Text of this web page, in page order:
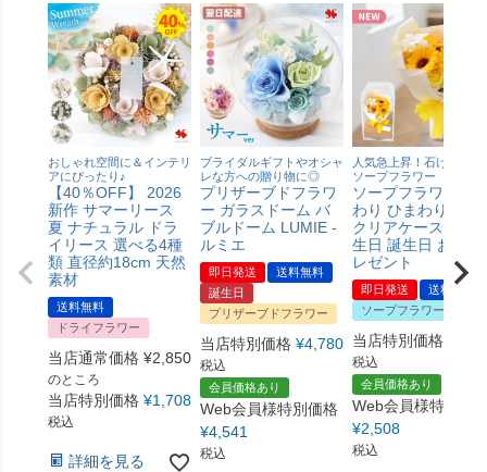
おしゃれ空間に＆インテリ
アにぴったり♪
【40％OFF】 2026
新作 サマーリース
夏 ナチュラル ドラ
イリース 選べる4種
類 直径約18cm 天然
素材
送料無料
ドライフラワー
当店通常価格 ¥2,850
のところ
当店特別価格 ¥1,708
税込
詳細を見る
ブライダルギフトやオシャ
レな方への贈り物に◎
プリザーブドフラワ
ー ガラスドーム バ
ブルドーム LUMIE -
ルミエ
即日発送
送料無料
誕生日
プリザーブドフラワー
当店特別価格 ¥4,780
税込
会員価格あり
Web会員様特別価格
¥4,541
税込
人気急上昇！石けんのお
ソープフラワー
ソープフラワー ひ
わり ひまわりブー
クリアケース付 お
生日 誕生日 お 花
レゼント
即日発送
送料無料
ソープフラワー
当店特別価格
税込
会員価格あり
Web会員様特別価
¥2,508
税込